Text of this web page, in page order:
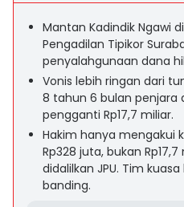
Mantan Kadindik Ngawi
Pengadilan Tipikor
penyalahgunaan dana
Vonis lebih ringan dari
8 tahun 6 bulan penjara
pengganti Rp17,7 miliar.
Hakim hanya mengakui
Rp328 juta, bukan
didalilkan JPU. Tim
banding.